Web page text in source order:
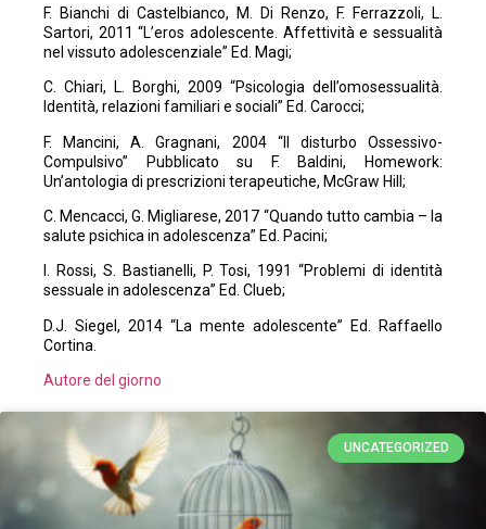
F. Bianchi di Castelbianco, M. Di Renzo, F. Ferrazzoli, L.
Sartori, 2011 “L’eros adolescente. Affettività e sessualità
nel vissuto adolescenziale” Ed. Magi;
C. Chiari, L. Borghi, 2009 “Psicologia dell’omosessualità.
Identità, relazioni familiari e sociali” Ed. Carocci;
F. Mancini, A. Gragnani, 2004 “Il disturbo Ossessivo-
Compulsivo” Pubblicato su F. Baldini, Homework:
Un’antologia di prescrizioni terapeutiche, McGraw Hill;
C. Mencacci, G. Migliarese, 2017 “Quando tutto cambia – la
salute psichica in adolescenza” Ed. Pacini;
I. Rossi, S. Bastianelli, P. Tosi, 1991 “Problemi di identità
sessuale in adolescenza” Ed. Clueb;
D.J. Siegel, 2014 “La mente adolescente” Ed. Raffaello
Cortina.
Autore del giorno
UNCATEGORIZED